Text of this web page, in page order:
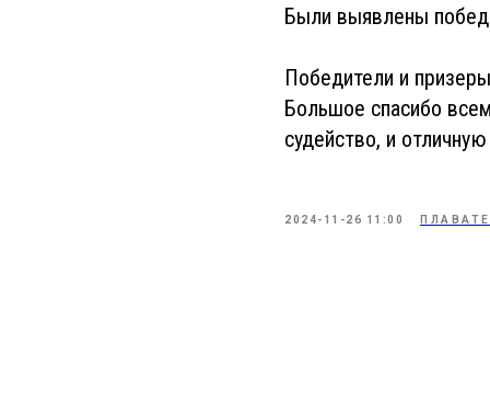
Были выявлены
Победители и
Большое спасибо
судейство, и
2024-11-26 11:00